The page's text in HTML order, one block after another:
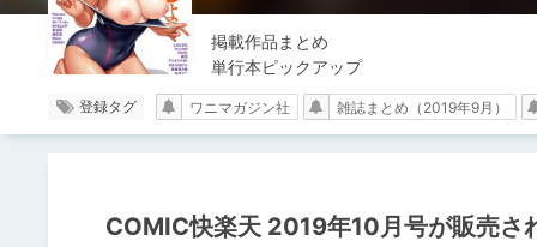
掲載作品まとめ
単行本ピックアップ
登録タグ ワニマガジン社 雑誌まとめ（2019年9月）
COMIC快楽天 2019年10月号が販売さ